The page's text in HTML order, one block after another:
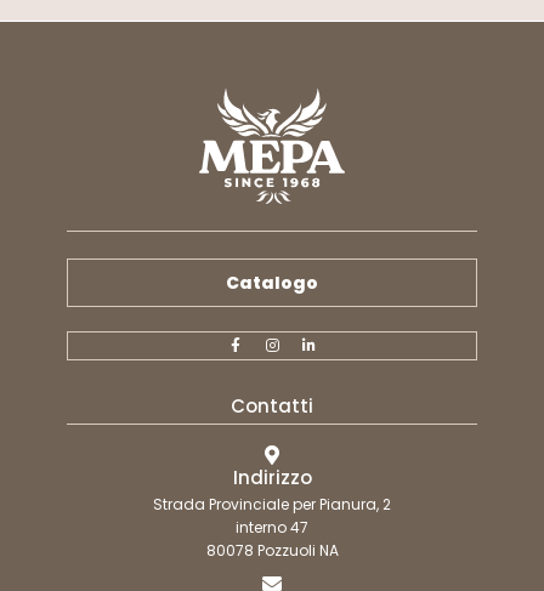
Catalogo
Contatti
Indirizzo
Strada Provinciale per Pianura, 2
interno 47
80078 Pozzuoli NA